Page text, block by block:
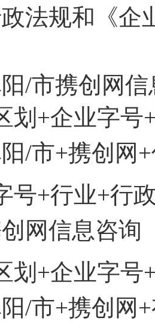
法规和《企
/市携创网
划 +企业字号
/市+携创网
号+行业+行
网信息咨询
划 +企业字号
/市+携创网